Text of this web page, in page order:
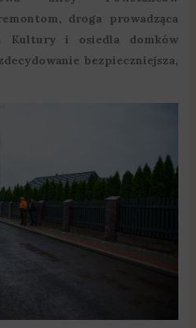
droga prowadząca
Kultury i osiedla domków
bezpieczniejsza,